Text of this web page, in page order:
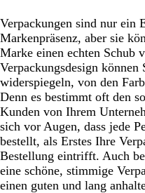
Verpackungen sind nur ein
Markenpräsenz, aber sie
Marke einen echten Schub
Verpackungsdesign
widerspiegeln, von den
Denn es bestimmt oft den
Kunden von Ihrem
sich vor Augen, dass jede
bestellt, als Erstes Ihre
Bestellung eintrifft. Auch
eine schöne, stimmige
einen guten und lang
Farbpalette
Typografie
Eine komplette
Der Designer